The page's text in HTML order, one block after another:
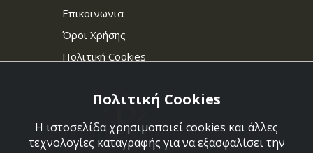
Επικοινωνια
Όροι Χρήσης
Πολιτική Cookies
Πολιτική Cookies
Η ιστοσελίδα χρησιμοποιεί cookies και άλλες
τεχνολογίες καταγραφής για να εξασφαλίσει την